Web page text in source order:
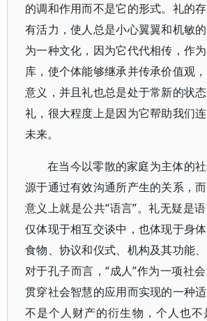
的调和作用而不是它的形式。礼的
有活力，使人总是小心翼翼和机敏
为一种文化，因为它代代相传，作
库，使个体能够继承并传承价值观
意义，并且礼也总是处于常新的状
礼，很大程度上是因为它帮助我们
未来。
在当今以零散的家庭为主体的
源于通过有效沟通所产生的关系，
意义上就是公共“语言”。礼无疑是
仅体现于相互交谈中，也体现于身
食物、协议和仪式、机构及其功能、
对于孔子而言，“成人”作为一项社
贯穿社会智慧的应用而实现的一种
不是个人财产的衍生物，个人也